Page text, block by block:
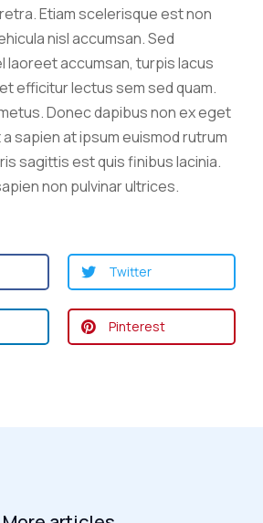
Etiam scelerisque est non
nisl accumsan. Sed
laoreet accumsan, turpis lacus
efficitur lectus sem sed quam.
Donec dapibus non ex eget
sapien at ipsum euismod rutrum
sagittis est quis finibus lacinia.
non pulvinar ultrices.
Twitter
Pinterest